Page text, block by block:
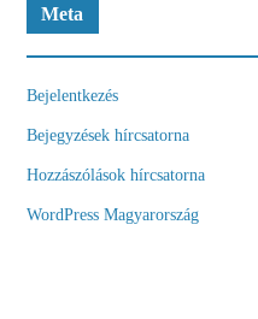
Meta
Bejelentkezés
Bejegyzések hírcsatorna
Hozzászólások hírcsatorna
WordPress Magyarország